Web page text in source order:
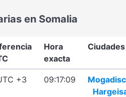
en Somalia
Hora
exacta
Ciudades
+3 09:17:09